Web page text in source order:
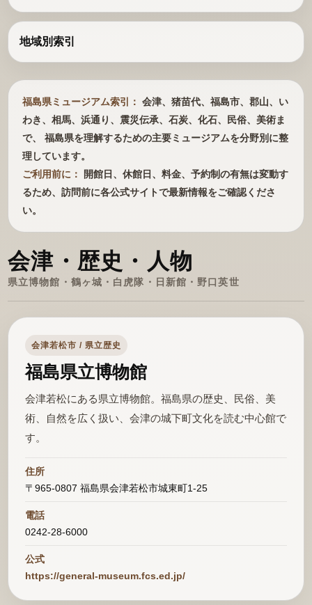
地域別索引
福島県ミュージアム索引： 会津、猪苗代、福島市、郡山、い
わき、相馬、浜通り、震災伝承、石炭、化石、民俗、美術ま
で、 福島県を理解するための主要ミュージアムを分野別に整
理しています。
ご利用前に：
開館日、休館日、料金、予約制の有無は変動す
るため、訪問前に各公式サイトで最新情報をご確認くださ
い。
会津・歴史・人物
県立博物館・鶴ヶ城・白虎隊・日新館・野口英世
会津若松市 / 県立歴史
福島県立博物館
会津若松にある県立博物館。福島県の歴史、民俗、美
術、自然を広く扱い、会津の城下町文化を読む中心館で
す。
住所
〒965-0807 福島県会津若松市城東町1-25
電話
0242-28-6000
公式
https://general-museum.fcs.ed.jp/